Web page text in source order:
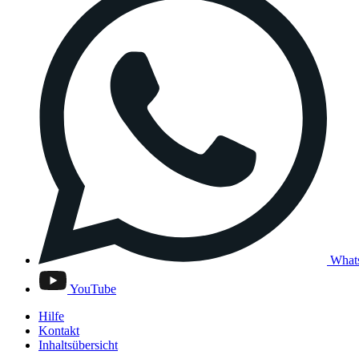
YouTube
Hilfe
Kontakt
Inhaltsübersicht